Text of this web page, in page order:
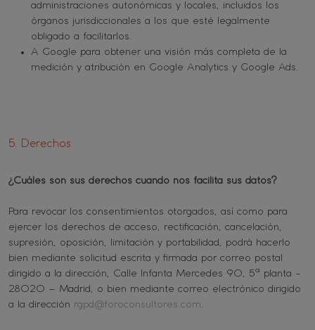
administraciones autonómicas y locales, incluidos los
órganos jurisdiccionales a los que esté legalmente
obligado a facilitarlos.
A Google para obtener una visión más completa de la
medición y atribución en Google Analytics y Google Ads.
5. Derechos
¿Cuáles son sus derechos cuando nos facilita sus datos?
Para revocar los consentimientos otorgados, así como para
ejercer los derechos de acceso, rectificación, cancelación,
supresión, oposición, limitación y portabilidad, podrá hacerlo
bien mediante solicitud escrita y firmada por correo postal
dirigido a la dirección, Calle Infanta Mercedes 90, 5ª planta -
28020 – Madrid, o bien mediante correo electrónico dirigido
a la dirección rgpd@foroconsultores.com.